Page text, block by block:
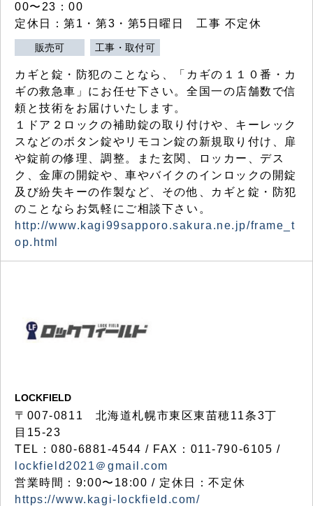
00〜23：00
定休日：第1・第3・第5日曜日 工事 不定休
販売可 工事・取付可
カギと錠・防犯のことなら、「カギの１１０番・カ
ギの救急車」にお任せ下さい。全国一の店舗数で信
頼と技術をお届けいたします。
１ドア２ロックの補助錠の取り付けや、キーレック
スなどのボタン錠やリモコン錠の新規取り付け、扉
や錠前の修理、調整。また玄関、ロッカー、デス
ク、金庫の開錠や、車やバイクのインロックの開錠
及び紛失キーの作製など、その他、カギと錠・防犯
のことならお気軽にご相談下さい。
http://www.kagi99sapporo.sakura.ne.jp/frame_t
op.html
LOCKFIELD
〒007-0811 北海道札幌市東区東苗穂11条3丁
目15-23
TEL：080-6881-4544 / FAX：011-790-6105 /
lockfield2021＠gmail.com
営業時間：9:00〜18:00 / 定休日：不定休
https://www.kagi-lockfield.com/